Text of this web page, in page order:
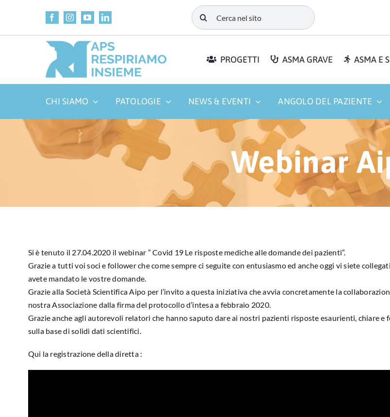
Cerca
per:
PROGETTI ASMA GRAVE ASMA E
CHI SIAMO PATOLOGIE NEWS & EVENTI ANGOLO DEL PAZIENTE
Webinar
Si è tenuto il 27.04.2020 il webinar ” Covid 19 Le risposte mediche alle domande dei pazienti”.
Grazie a tutti voi soci e follower che come sempre ci seguite con entusiasmo ed anche oggi vi siete
avete mandato le vostre domande.
Grazie alla Società Scientifica Aipo per l’invito a questa iniziativa che avvia concretamente la
nostra Associazione dalla firma del protocollo d’intesa a febbraio 2020.
Grazie anche agli autorevoli relatori che hanno saputo dare ai nostri pazienti risposte esaurienti, chiare e
sulla base di solidi dati scientifici.
Qui la registrazione della diretta :